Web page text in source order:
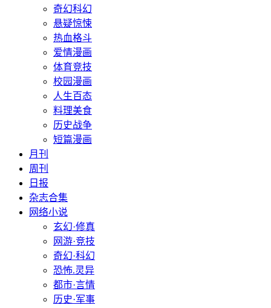
奇幻科幻
悬疑惊悚
热血格斗
爱情漫画
体育竞技
校园漫画
人生百态
料理美食
历史战争
短篇漫画
月刊
周刊
日报
杂志合集
网络小说
玄幻·修真
网游·竞技
奇幻·科幻
恐怖.灵异
都市·言情
历史·军事